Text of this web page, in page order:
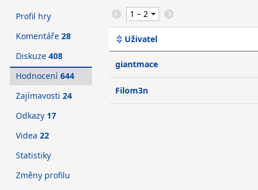
Uživatel
giantmace
Filom3n
Profil hry
Komentáře 28
Diskuze 408
Hodnocení 644
Zajímavosti 24
Odkazy 17
Videa 22
Statistiky
Změny profilu